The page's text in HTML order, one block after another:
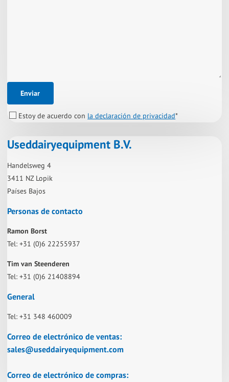
Enviar
Estoy de acuerdo con la declaración de privacidad*
Useddairyequipment B.V.
Handelsweg 4
3411 NZ Lopik
Países Bajos
Personas de contacto
Ramon Borst
Tel: +31 (0)6 22255937
Tim van Steenderen
Tel: +31 (0)6 21408894
General
Tel: +31 348 460009
Correo de electrónico de ventas:
sales@useddairyequipment.com
Correo de electrónico de compras: